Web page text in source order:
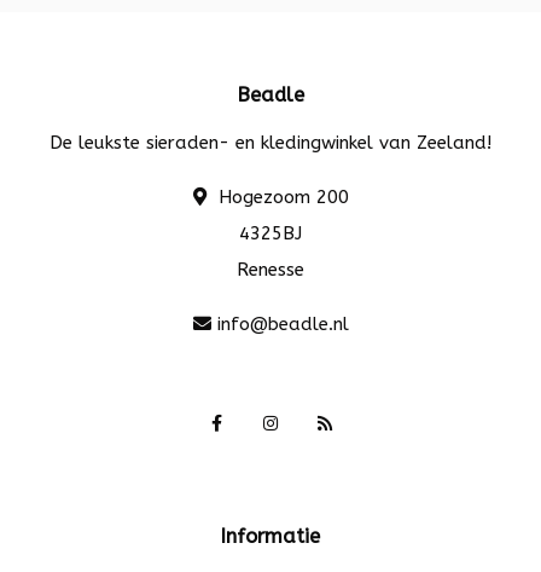
Beadle
De leukste sieraden- en kledingwinkel van Zeeland!
Hogezoom 200
4325BJ
Renesse
info@beadle.nl
Informatie